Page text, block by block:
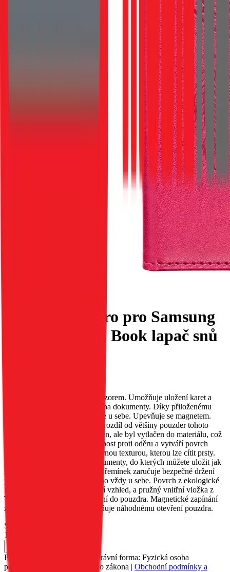
Flipové pouzdro pro Samsung
A36 5G Mezzo Book lapač snů
Pouzdro MEZZO s reliéfním vzorem. Umožňuje uložení karet a
bankovek; má speciální kapsy na dokumenty. Díky přiloženému
řemínku jej můžete mít neustále u sebe. Upevňuje se magnetem.
Vzor na pouzdru MEZZO, na rozdíl od většiny pouzder tohoto
typu, nebyl malován ani vytištěn, ale byl vytlačen do materiálu, což
zajišťuje jeho trvanlivost, odolnost proti oděru a vytváří povrch
pouzdra s jemnou, nerovnoměrnou texturou, kterou lze cítit prsty.
Pouzdro má dvě kapsy na dokumenty, do kterých můžete uložit jak
karty, tak bankovky. Přiložený řemínek zaručuje bezpečné držení
pouzdra a umožňuje vám mít ho vždy u sebe. Povrch z ekologické
kůže dodává pouzdru elegantní vzhled, a pružný vnitřní vložka z
TPU usnadňuje vložení zařízení do pouzdra. Magnetické zapínání
zajišťuje pevné držení a zabraňuje náhodnému otevření pouzdra.
Skladem 259 ks u dodavatele
189 Kč
Petr Matyáš, IČ: 00705331, Právní forma: Fyzická osoba
podnikající dle živnostenského zákona | Obchodní podmínky a